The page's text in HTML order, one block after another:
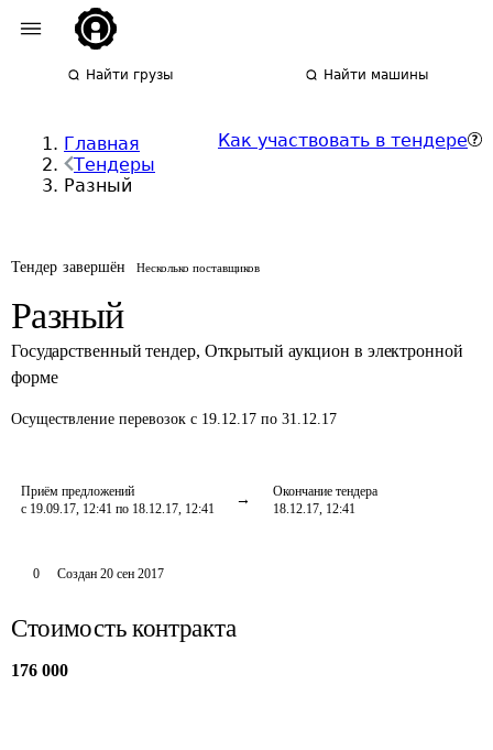
Найти грузы Найти машины
Главная
Тендеры
Разный
Как участвовать в тендере
Тендер завершён Несколько поставщиков
Разный
Государственный тендер, Открытый аукцион в электронной
форме
Осуществление перевозок с 19.12.17 по 31.12.17
Приём предложений
с 19.09.17, 12:41 по 18.12.17, 12:41
Окончание тендера
18.12.17, 12:41
0 Создан 20 сен 2017
Стоимость контракта
176 000